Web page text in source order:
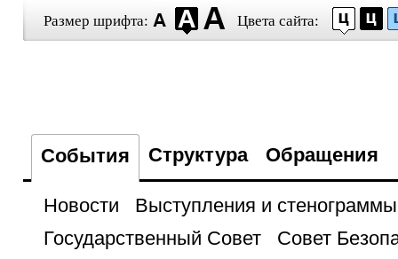
Размер шрифта: Цвета сайта:
События Структура Обращения
Новости
Выступления и стенограммы
Государственный Совет
Совет